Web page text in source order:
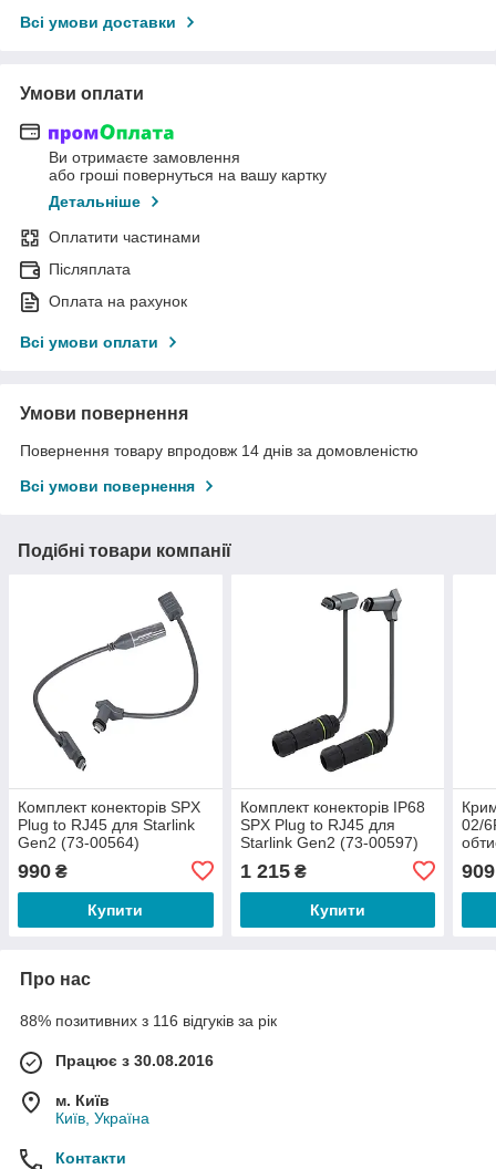
Всі умови доставки
Умови оплати
Ви отримаєте замовлення
або гроші повернуться на вашу картку
Детальніше
Оплатити частинами
Післяплата
Оплата на рахунок
Всі умови оплати
Умови повернення
Повернення товару впродовж 14 днів за домовленістю
Всі умови повернення
Подібні товари компанії
Комплект конекторів SPX
Plug to RJ45 для Starlink
Gen2 (73-00564)
990 ₴
Купити
Комплект конекторів IP68
SPX Plug to RJ45 для
Starlink Gen2 (73-00597)
1 215₴
Купити
02/
909
Про нас
88% позитивних з 116 відгуків за рік
Працює з 30.08.2016
м. Київ
Київ, Україна
Контакти